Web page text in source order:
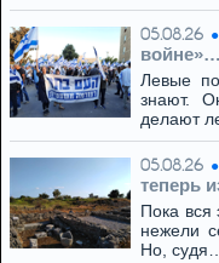
05.08.26
войне»…
Левые
знают.
делают
05.08.26
теперь
Пока вся
нежели
Но, судя…